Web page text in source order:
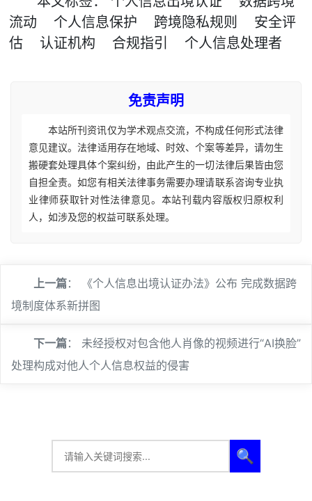
流动
个人信息保护 跨境隐私规则
安全评
估
认证机构 合规指引 个人信息处理者
免责声明
本站所刊资讯仅为学术观点交流，不构成任何形式法律
意见建议。法律适用存在地域、时效、个案等差异，请勿生
搬硬套处理具体个案纠纷，由此产生的一切法律后果皆由您
自担全责。如您有相关法律事务需要办理请联系咨询专业执
业律师获取针对性法律意见。本站刊载内容版权归原权利
人，如涉及您的权益可联系处理。
上一篇：
《个人信息出境认证办法》公布 完成数据跨
境制度体系新拼图
下一篇： 未经授权对包含他人肖像的视频进行“AI换脸”
处理构成对他人个人信息权益的侵害
🔍